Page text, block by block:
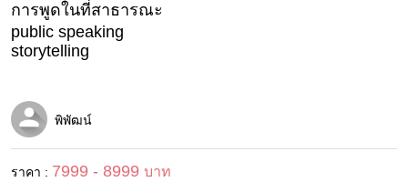
สัตว์
เลี้ยง
บริการ
กระปุก
การพูดในที่สาธารณะ
public speaking
storytelling
พิพัฒน์
ราคา : 7999 - 8999 บาท